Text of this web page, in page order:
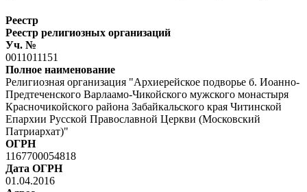
Реестр
Реестр религиозных организаций
Уч. №
0011011151
Полное наименование
Религиозная организация "Архиерейское подворье б. Иоанно-
Предтеченского Варлаамо-Чикойского мужского монастыря
Красночикойского района Забайкальского края Читинской
Епархии Русской Православной Церкви (Московский
Патриархат)"
ОГРН
1167700054818
Дата ОГРН
01.04.2016